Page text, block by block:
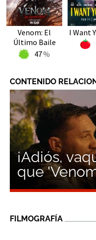
Venom: El
Último Baile
47
I Want
CONTENIDO
¡Adiós,
que
FILMOGRAFÍA